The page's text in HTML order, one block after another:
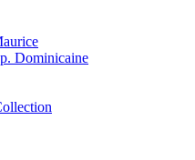
Dominicaine